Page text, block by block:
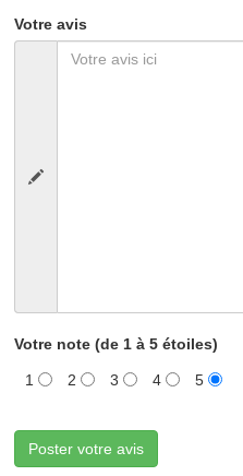
Votre avis
Votre note (de 1 à 5 étoiles)
1 2 3 4 5
Poster votre avis